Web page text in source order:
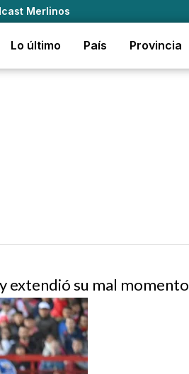
Merlinos
Lo último País Provincia
extendió su mal momento